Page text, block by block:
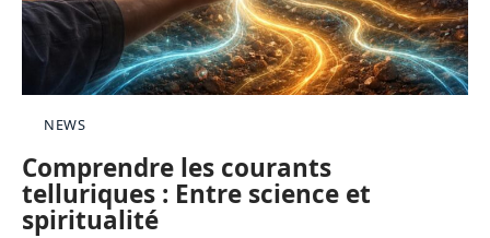
NEWS
Comprendre les courants
telluriques : Entre science et
spiritualité